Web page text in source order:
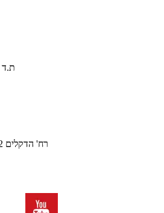
ת.ד 3901 ,פתח תקווה 4952706
רח' הדקלים 12 א.ת. לב הארץ, ראש העין